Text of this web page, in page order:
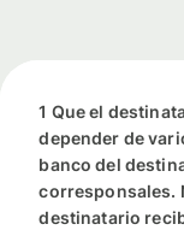
1 Que el
depender de
banco del
corresponsales.
destinatario